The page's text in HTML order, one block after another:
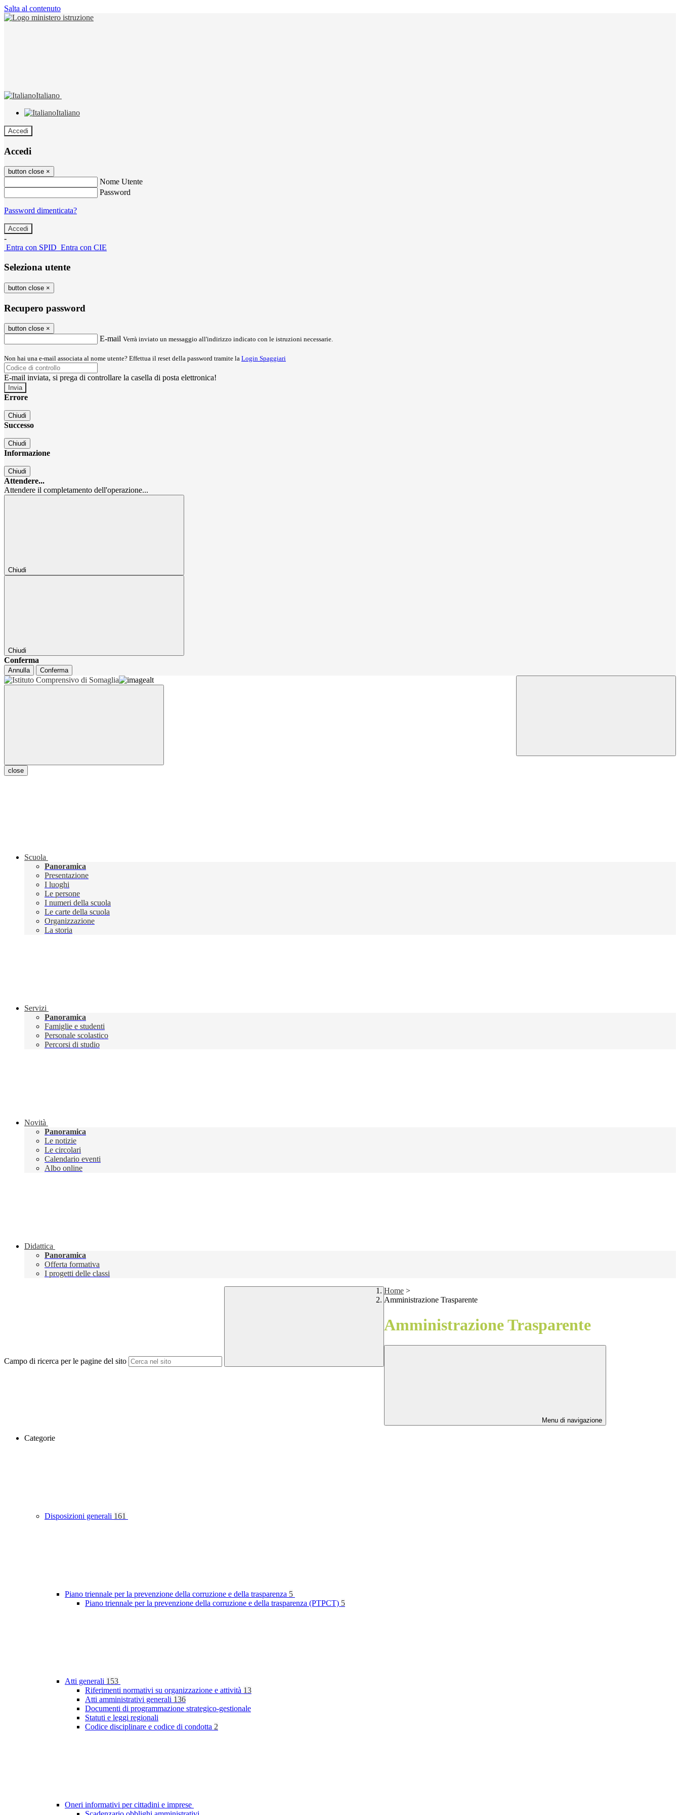
Salta al contenuto
Italiano
Italiano
Accedi
Accedi
button close ×
Nome Utente
Password
Password dimenticata?
-
Entra con SPID Entra con CIE
Seleziona utente
button close ×
Recupero password
button close ×
E-mail Verrà inviato un messaggio all'indirizzo indicato con le istruzioni necessarie.
Non hai una e-mail associata al nome utente? Effettua il reset della password tramite la Login Spaggiari
E-mail inviata, si prega di controllare la casella di posta elettronica!
Errore
Chiudi
Successo
Chiudi
Informazione
Chiudi
Attendere...
Attendere il completamento dell'operazione...
Chiudi
Chiudi
Conferma
Annulla Conferma
close
Scuola
Panoramica
Presentazione
I luoghi
Le persone
I numeri della scuola
Le carte della scuola
Organizzazione
La storia
Servizi
Panoramica
Famiglie e studenti
Personale scolastico
Percorsi di studio
Novità
Panoramica
Le notizie
Le circolari
Calendario eventi
Albo online
Didattica
Panoramica
Offerta formativa
I progetti delle classi
Campo di ricerca per le pagine del sito
Home >
Amministrazione Trasparente
Amministrazione Trasparente
Menu di navigazione
Categorie
Disposizioni generali 161
Piano triennale per la prevenzione della corruzione e della trasparenza 5
Piano triennale per la prevenzione della corruzione e della trasparenza (PTPCT) 5
Atti generali 153
Riferimenti normativi su organizzazione e attività 13
Atti amministrativi generali 136
Documenti di programmazione strategico-gestionale
Statuti e leggi regionali
Codice disciplinare e codice di condotta 2
Oneri informativi per cittadini e imprese